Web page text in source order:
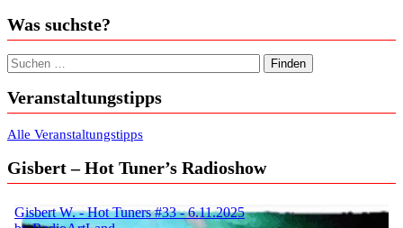
Was suchste?
Suchen nach:
Veranstaltungstipps
Alle Veranstaltungstipps
Gisbert – Hot Tuner’s Radioshow